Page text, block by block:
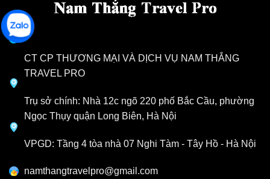
CT CP THƯƠNG MẠI VÀ DỊCH VỤ NAM THẮNG
TRAVEL PRO
Trụ sở chính: Nhà 12c ngõ 220 phố Bắc Cầu, phường
Ngọc Thụy quận Long Biên, Hà Nội
VPGD: Tầng 4 tòa nhà 07 Nghi Tàm - Tây Hồ - Hà Nội
namthangtravelpro@gmail.com